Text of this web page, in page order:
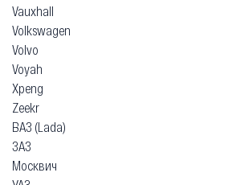
Vauxhall
Volkswagen
Volvo
Voyah
Xpeng
Zeekr
ВАЗ (Lada)
ЗАЗ
Москвич